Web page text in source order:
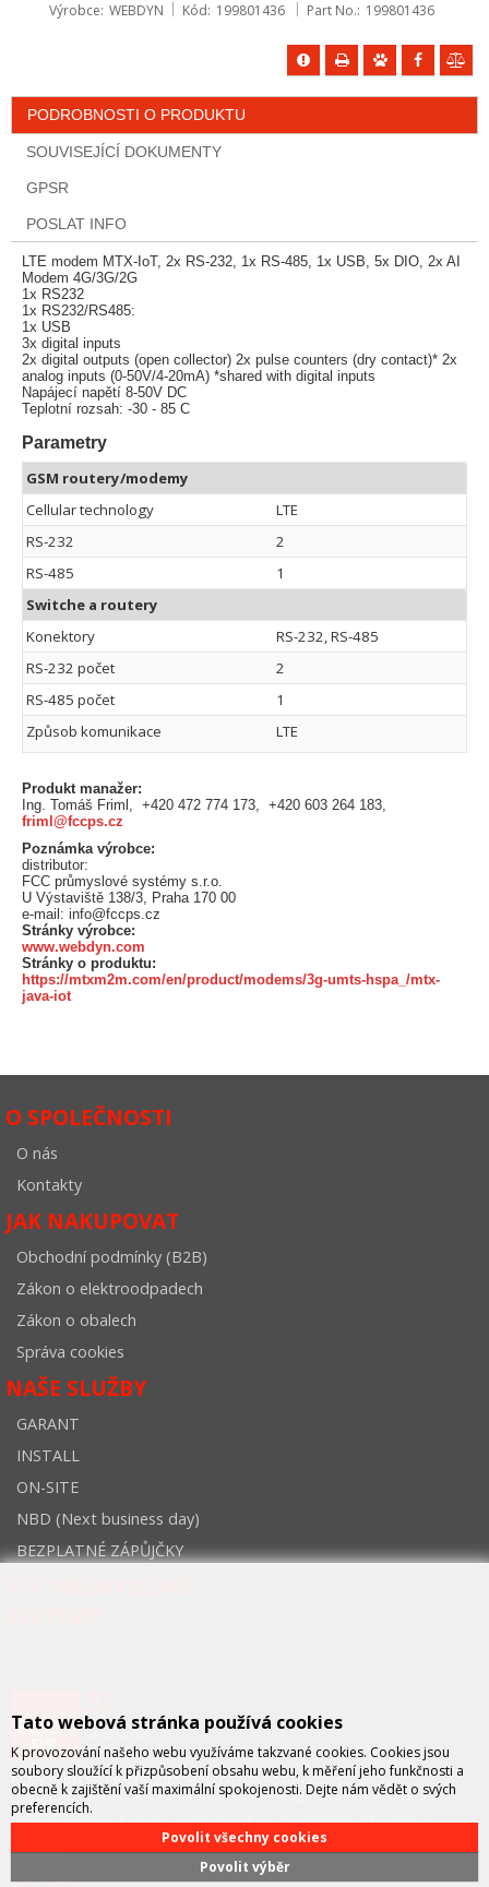
Výrobce WEBDYN Kód 199801436 Part No. 199801436
PODROBNOSTI O PRODUKTU
SOUVISEJÍCÍ DOKUMENTY
GPSR
POSLAT INFO
LTE modem MTX-IoT, 2x RS-232, 1x RS-485, 1x USB, 5x DIO, 2x AI
Modem 4G/3G/2G
1x RS232
1x RS232/RS485:
1x USB
3x digital inputs
2x digital outputs (open collector) 2x pulse counters (dry contact)* 2x
analog inputs (0-50V/4-20mA) *shared with digital inputs
Napájecí napětí 8-50V DC
Teplotní rozsah: -30 - 85 C
Parametry
GSM routery/modemy
Cellular technology
LTE
RS-232
2
RS-485
1
Switche a routery
Konektory
RS-232, RS-485
RS-232 počet
2
RS-485 počet
1
Způsob komunikace
LTE
Produkt manažer:
Ing. Tomáš Friml, +420 472 774 173, +420 603 264 183,
friml@fccps.cz
Poznámka výrobce:
distributor:
FCC průmyslové systémy s.r.o.
U Výstaviště 138/3, Praha 170 00
e-mail: info@fccps.cz
Stránky výrobce:
www.webdyn.com
Stránky o produktu:
https://mtxm2m.com/en/product/modems/3g-umts-hspa_/mtx-
java-iot
O SPOLEČNOSTI
O nás
Kontakty
JAK NAKUPOVAT
Obchodní podmínky (B2B)
Zákon o elektroodpadech
Zákon o obalech
Správa cookies
NAŠE SLUŽBY
GARANT
INSTALL
ON-SITE
NBD (Next business day)
BEZPLATNÉ ZÁPŮJČKY
FCC průmyslové systémyje technicko – obchodní společností,
zastupující významné výrobce v oblasti průmyslové automatizace a
telekomunikační techniky. Společnost je též významným vývojářem a
integrátorem se specializací na systémy strojového vidění a pokročilé
robotiky.
KONTAKT
Tato webová stránka používá cookies
K provozování našeho webu využíváme takzvané cookies. Cookies jsou
soubory sloužící k přizpůsobení obsahu webu, k měření jeho funkčnosti a
obecně k zajištění vaší maximální spokojenosti. Dejte nám vědět o svých
preferencích.
Povolit výběr
Povolit všechny cookies